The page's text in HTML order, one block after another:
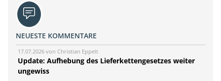
NEUESTE KOMMENTARE
17.07.2026 von Christian Eppelt
Update: Aufhebung des Lieferkettengesetzes weiter
ungewiss